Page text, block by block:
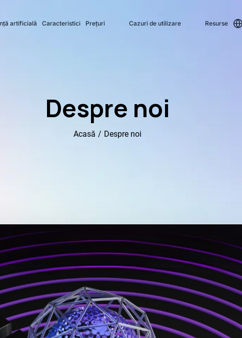
artificială Caracteristici Prețuri Cazuri de utilizare Resurse
Despre noi
Acasă / Despre noi